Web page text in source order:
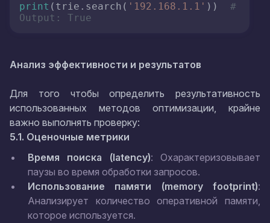
print (trie.search( '192.168.1.1' )) #
Output: True
Анализ эффективности и результатов
Для того чтобы определить результативность
использованных методов оптимизации, крайне
важно выполнять проверку:
5.1. Оценочные метрики
Время поиска (latency): Охарактеризовывает
паузы во время обработки запросов.
Использование памяти (memory footprint):
Анализирует количество оперативной памяти,
которое используется.